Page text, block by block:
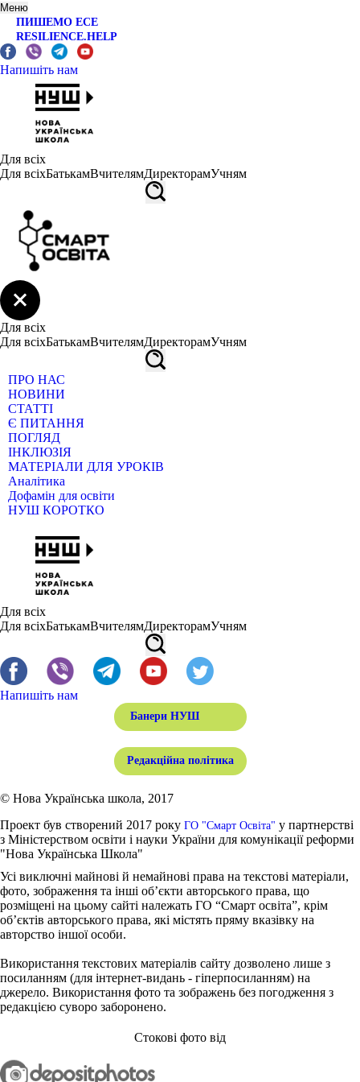
Меню
ПИШЕМО ЕСЕ
RESILIENCE.HELP
Напишіть нам
Для всіх
Для всіхБатькамВчителямДиректорамУчням
Для всіх
Для всіхБатькамВчителямДиректорамУчням
ПРО НАС
НОВИНИ
СТАТТІ
Є ПИТАННЯ
ПОГЛЯД
ІНКЛЮЗІЯ
МАТЕРІАЛИ ДЛЯ УРОКІВ
Аналітика
Дофамін для освіти
НУШ КОРОТКО
Для всіх
Для всіхБатькамВчителямДиректорамУчням
Напишіть нам
Банери НУШ
Редакційна політика
© Нова Українська школа, 2017
Проект був створений 2017 року ГО "Смарт Освіта" у партнерстві
з Міністерством освіти і науки України для комунікації реформи
"Нова Українська Школа"
Усі виключні майнові й немайнові права на текстові матеріали,
фото, зображення та інші об’єкти авторського права, що
розміщені на цьому сайті належать ГО “Смарт освіта”, крім
об’єктів авторського права, які містять пряму вказівку на
авторство іншої особи.
Використання текстових матеріалів сайту дозволено лише з
посиланням (для інтернет-видань - гіперпосиланням) на
джерело. Використання фото та зображень без погодження з
редакцією суворо заборонено.
Стокові фото від